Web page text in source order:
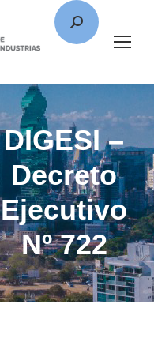
DIGESI –
Decreto
Ejecutivo
Nº 722